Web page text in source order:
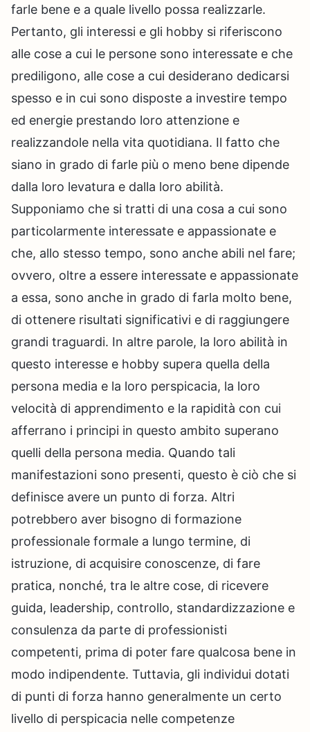
farle bene e a quale livello possa realizzarle.
Pertanto, gli interessi e gli hobby si riferiscono
alle cose a cui le persone sono interessate e che
prediligono, alle cose a cui desiderano dedicarsi
spesso e in cui sono disposte a investire tempo
ed energie prestando loro attenzione e
realizzandole nella vita quotidiana. Il fatto che
siano in grado di farle più o meno bene dipende
dalla loro levatura e dalla loro abilità.
Supponiamo che si tratti di una cosa a cui sono
particolarmente interessate e appassionate e
che, allo stesso tempo, sono anche abili nel fare;
ovvero, oltre a essere interessate e appassionate
a essa, sono anche in grado di farla molto bene,
di ottenere risultati significativi e di raggiungere
grandi traguardi. In altre parole, la loro abilità in
questo interesse e hobby supera quella della
persona media e la loro perspicacia, la loro
velocità di apprendimento e la rapidità con cui
afferrano i principi in questo ambito superano
quelli della persona media. Quando tali
manifestazioni sono presenti, questo è ciò che si
definisce avere un punto di forza. Altri
potrebbero aver bisogno di formazione
professionale formale a lungo termine, di
istruzione, di acquisire conoscenze, di fare
pratica, nonché, tra le altre cose, di ricevere
guida, leadership, controllo, standardizzazione e
consulenza da parte di professionisti
competenti, prima di poter fare qualcosa bene in
modo indipendente. Tuttavia, gli individui dotati
di punti di forza hanno generalmente un certo
livello di perspicacia nelle competenze